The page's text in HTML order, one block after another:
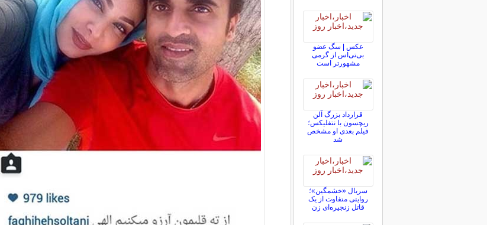
عکس | سگ عضو
بی‌تی‌اس از گرمی
مشهورتر است
قرارداد بزرگ آلن
ریچسون با نتفلیکس؛
فیلم بعدی او مشخص
شد
سریال «خشمگین»؛
روایتی متفاوت از یک
قاتل زنجیره‌ای زن